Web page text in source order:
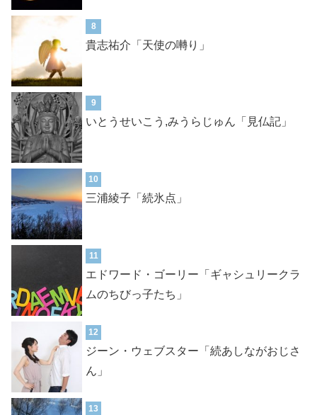
8
貴志祐介「天使の囀り」
9
いとうせいこう,みうらじゅん「見仏記」
10
三浦綾子「続氷点」
11
エドワード・ゴーリー「ギャシュリークラ
ムのちびっ子たち」
12
ジーン・ウェブスター「続あしながおじさ
ん」
13